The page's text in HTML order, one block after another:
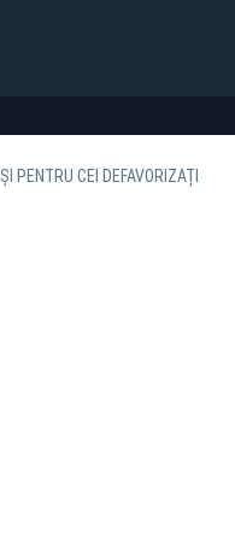
PENTRU CEI DEFAVORIZAȚI